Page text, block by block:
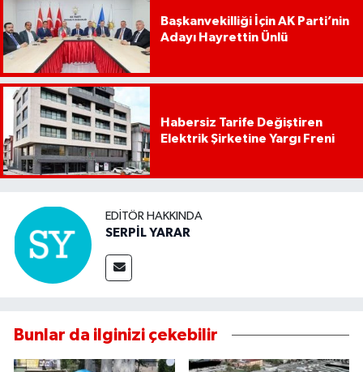
Başkanvekilliği İçin AK Parti’nin
Adayı Hayrettin Ünlü
Habersiz Tarife Değiştiren
Elektrik Şirketine Yargı Freni
EDITÖR HAKKINDA
SERPİL YARAR
Bunlar da ilginizi çekebilir